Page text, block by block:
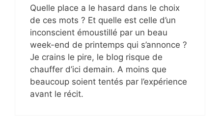
Quelle place a le hasard dans le choix
de ces mots ? Et quelle est celle d’un
inconscient émoustillé par un beau
week-end de printemps qui s’annonce ?
Je crains le pire, le blog risque de
chauffer d’ici demain. A moins que
beaucoup soient tentés par l’expérience
avant le récit.